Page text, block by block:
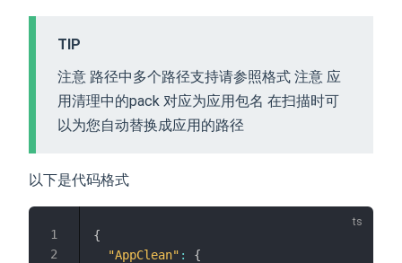
TIP
注意 路径中多个路径支持请参照格式 注意 应
用清理中的pack 对应为应用包名 在扫描时可
以为您自动替换成应用的路径
以下是代码格式
{
"AppClean" :
{